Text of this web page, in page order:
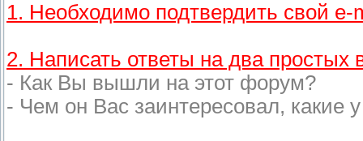
1. Необходимо подтвердить свой e-
2. Написать ответы на два простых
- Как Вы вышли на этот форум?
- Чем он Вас заинтересовал, какие